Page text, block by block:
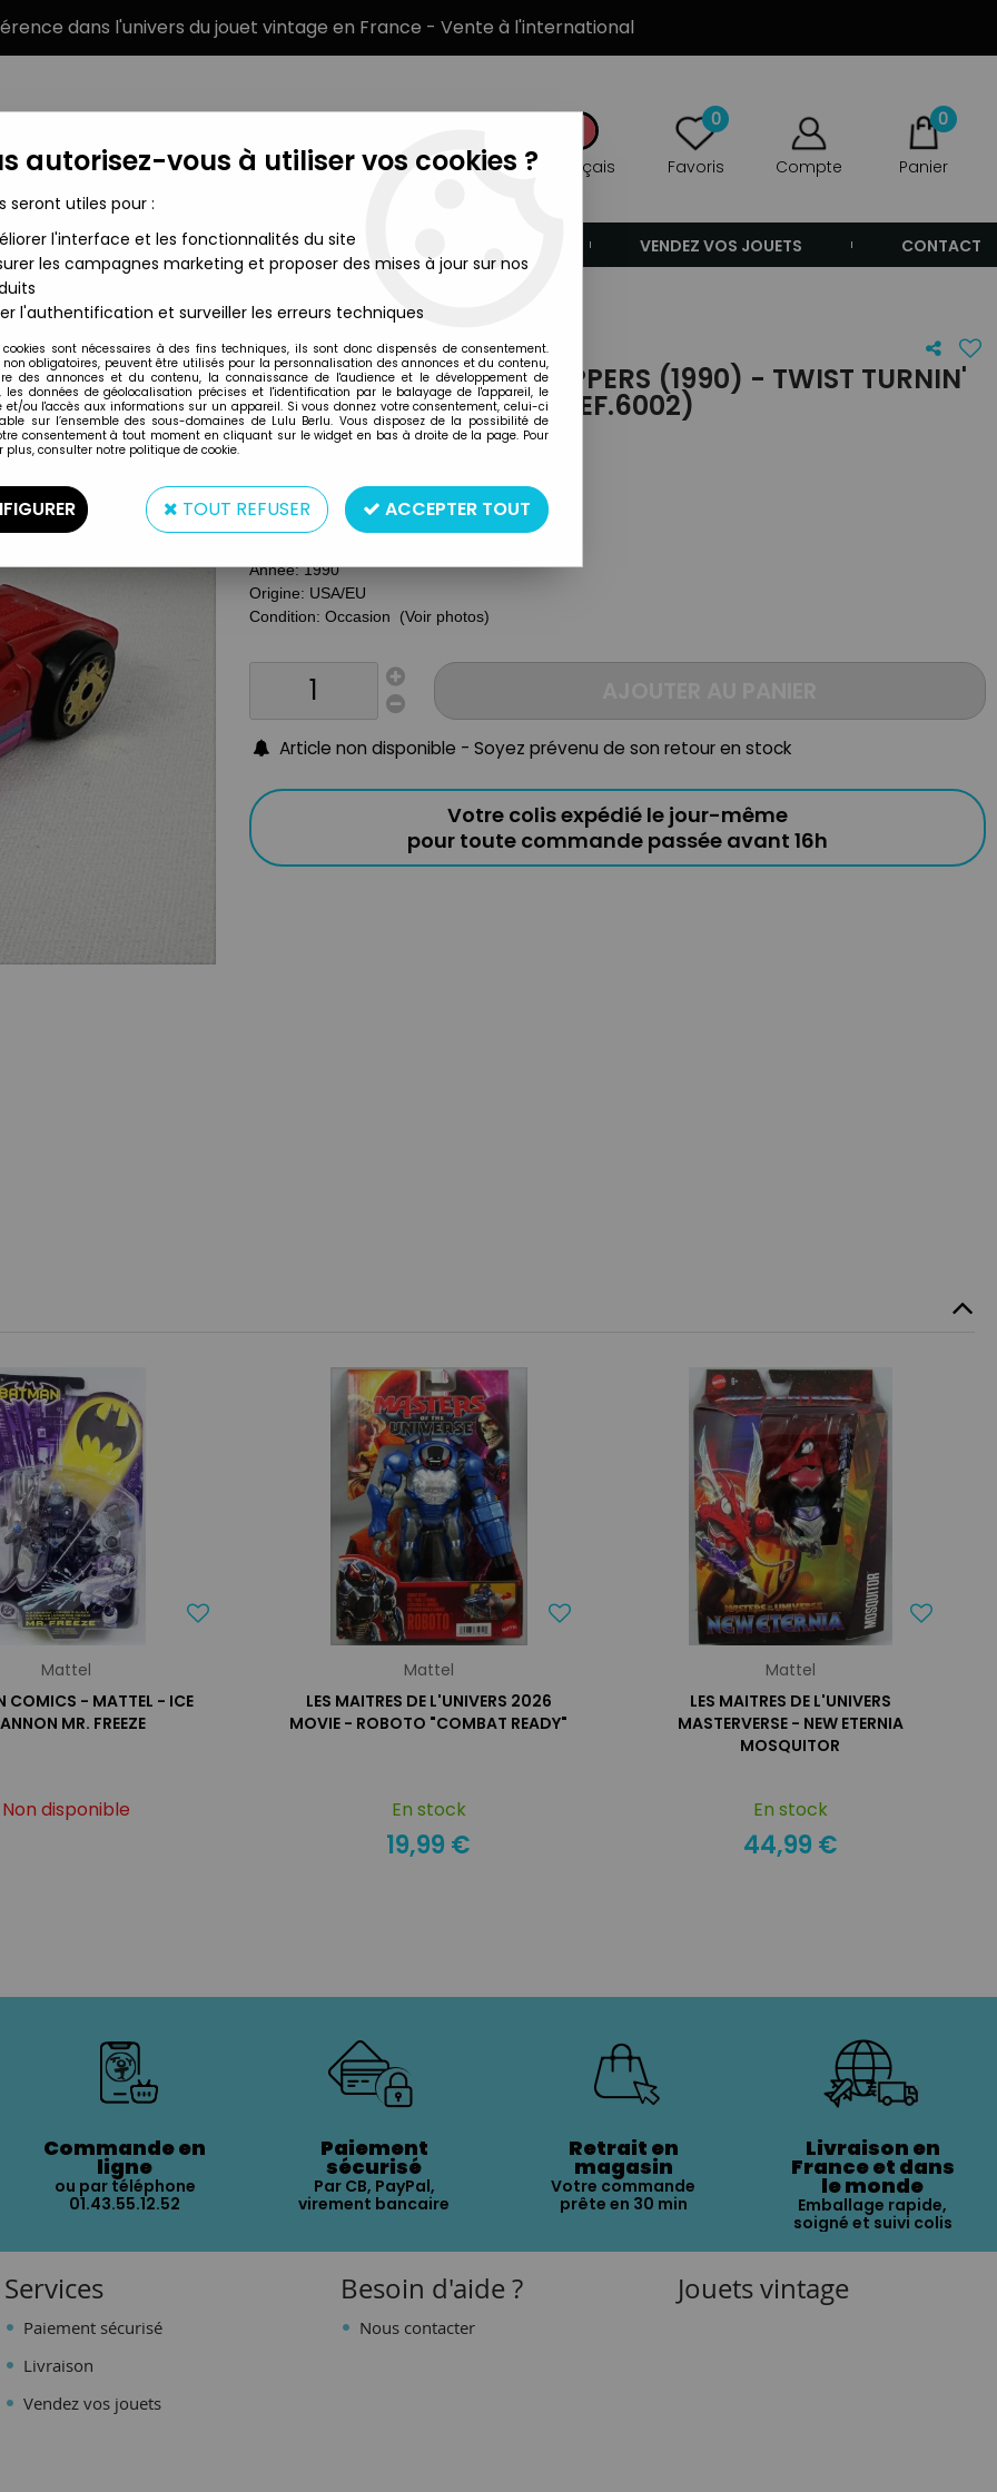
dans l'univers du jouet vintage en France - Vente à l'international
Français
0
Favoris Compte
0
Panier
MARQUES TYPE DE PRODUIT VENDEZ VOS JOUETS CONTACT
- Twist Turnin' 308/Revolvin' 'Vette (Ref.6002)
Mattel
MATTEL HOT WHEELS FLIPPERS (1990) - TWIST TURNIN'
308/REVOLVIN' 'VETTE (REF.6002)
Type: Véhicule die-cast réversible
Taille : 7cm
Année: 1990
Origine: USA/EU
Condition: Occasion (Voir photos)
Article non disponible - Soyez prévenu de son retour en stock
Votre colis expédié le jour-même
pour toute commande passée avant 16h
Mattel
COMICS - MATTEL - ICE
MR. FREEZE
Non disponible
Mattel
LES MAITRES DE L'UNIVERS 2026
MOVIE - ROBOTO "COMBAT READY"
En stock
19,99 €
Mattel
LES MAITRES DE L'UNIVERS
MASTERVERSE - NEW ETERNIA
MOSQUITOR
En stock
44,99 €
Commande en
ligne
ou par téléphone
01.43.55.12.52
Paiement
sécurisé
Par CB, PayPal,
virement bancaire
Retrait en
magasin
Votre commande
prête en 30 min
Livraison en
France et dans
le monde
Emballage rapide,
soigné et suivi colis
Services
Paiement sécurisé
Livraison
Vendez vos jouets
Besoin d'aide ?
Nous contacter
Jouets vintage
autorisez-vous à utiliser vos cookies ?
seront utiles pour :
l'interface et les fonctionnalités du site
les campagnes marketing et proposer des mises à jour sur nos
l'authentification et surveiller les erreurs techniques
cookies sont nécessaires à des fins techniques, ils sont donc dispensés de consentement.
non obligatoires, peuvent être utilisés pour la personnalisation des annonces et du contenu,
des annonces et du contenu, la connaissance de l'audience et le développement de
les données de géolocalisation précises et l'identification par le balayage de l'appareil, le
et/ou l'accès aux informations sur un appareil. Si vous donnez votre consentement, celui-ci
sur l’ensemble des sous-domaines de Lulu Berlu. Vous disposez de la possibilité de
consentement à tout moment en cliquant sur le widget en bas à droite de la page. Pour
plus, consulter notre politique de cookie.
TOUT REFUSER ACCEPTER TOUT